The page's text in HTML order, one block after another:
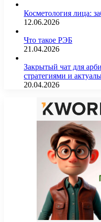
Косметология лица:
12.06.2026
Что такое РЭБ
21.04.2026
Закрытый чат для
стратегиями и
20.04.2026